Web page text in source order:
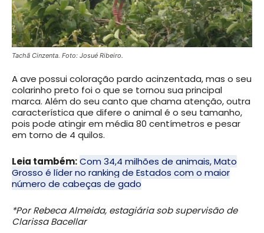
Tachã Cinzenta. Foto: Josué Ribeiro.
A ave possui coloração pardo acinzentada, mas o seu
colarinho preto foi o que se tornou sua principal
marca. Além do seu canto que chama atenção, outra
característica que difere o animal é o seu tamanho,
pois pode atingir em média 80 centímetros e pesar
em torno de 4 quilos.
Leia também:Com 34,4 milhões de animais, Mato
Grosso é líder no ranking de Estados com o maior
número de cabeças de gado
*Por Rebeca Almeida, estagiária sob supervisão de
Clarissa Bacellar